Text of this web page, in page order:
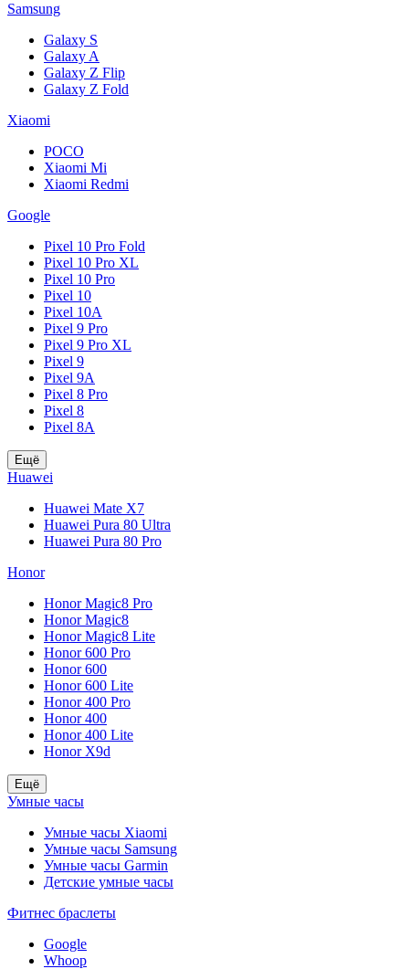
Samsung
Galaxy S
Galaxy A
Galaxy Z Flip
Galaxy Z Fold
Xiaomi
POCO
Xiaomi Mi
Xiaomi Redmi
Google
Pixel 10 Pro Fold
Pixel 10 Pro XL
Pixel 10 Pro
Pixel 10
Pixel 10A
Pixel 9 Pro
Pixel 9 Pro XL
Pixel 9
Pixel 9A
Pixel 8 Pro
Pixel 8
Pixel 8A
Ещё
Huawei
Huawei Mate X7
Huawei Pura 80 Ultra
Huawei Pura 80 Pro
Honor
Honor Magic8 Pro
Honor Magic8
Honor Magic8 Lite
Honor 600 Pro
Honor 600
Honor 600 Lite
Honor 400 Pro
Honor 400
Honor 400 Lite
Honor X9d
Ещё
Умные часы
Умные часы Xiaomi
Умные часы Samsung
Умные часы Garmin
Детские умные часы
Фитнес браслеты
Google
Whoop